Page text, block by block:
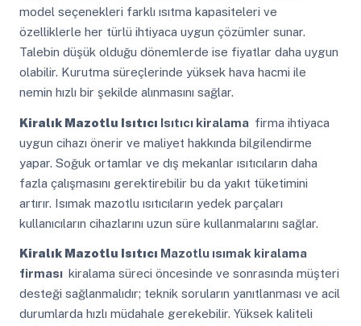
model seçenekleri farklı ısıtma kapasiteleri ve
özelliklerle her türlü ihtiyaca uygun çözümler sunar.
Talebin düşük olduğu dönemlerde ise fiyatlar daha uygun
olabilir. Kurutma süreçlerinde yüksek hava hacmi ile
nemin hızlı bir şekilde alınmasını sağlar.
Kiralık Mazotlu Isıtıcı Isıtıcı kiralama firma ihtiyaca
uygun cihazı önerir ve maliyet hakkında bilgilendirme
yapar. Soğuk ortamlar ve dış mekanlar ısıtıcıların daha
fazla çalışmasını gerektirebilir bu da yakıt tüketimini
artırır. Isımak mazotlu ısıtıcıların yedek parçaları
kullanıcıların cihazlarını uzun süre kullanmalarını sağlar.
Kiralık Mazotlu Isıtıcı Mazotlu ısımak kiralama
firması kiralama süreci öncesinde ve sonrasında müşteri
desteği sağlanmalıdır; teknik soruların yanıtlanması ve acil
durumlarda hızlı müdahale gerekebilir. Yüksek kaliteli